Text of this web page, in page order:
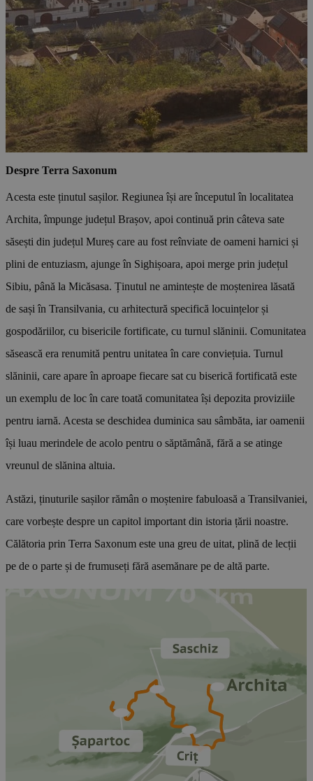
Despre Terra Saxonum
Acesta este ținutul sașilor. Regiunea își are începutul în localitatea
Archita, împunge județul Brașov, apoi continuă prin câteva sate
săsești din județul Mureș care au fost reînviate de oameni harnici și
plini de entuziasm, ajunge în Sighișoara, apoi merge prin județul
Sibiu, până la Micăsasa. Ținutul ne amintește de moștenirea lăsată
de sași în Transilvania, cu arhitectură specifică locuințelor și
gospodăriilor, cu bisericile fortificate, cu turnul slăninii. Comunitatea
săsească era renumită pentru unitatea în care conviețuia. Turnul
slăninii, care apare în aproape fiecare sat cu biserică fortificată este
un exemplu de loc în care toată comunitatea își depozita proviziile
pentru iarnă. Acesta se deschidea duminica sau sâmbăta, iar oamenii
își luau merindele de acolo pentru o săptămână, fără a se atinge
vreunul de slănina altuia.
Astăzi, ținuturile sașilor rămân o moștenire fabuloasă a Transilvaniei,
care vorbește despre un capitol important din istoria țării noastre.
Călătoria prin Terra Saxonum este una greu de uitat, plină de lecții
pe de o parte și de frumuseți fără asemănare pe de altă parte.